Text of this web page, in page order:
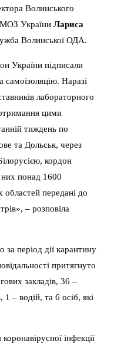
Волинського
МОЗ України Лариса
Волинської ОДА.
України підписали
самоізоляцію. Наразі
лабораторного
цими
тиждень по
та Дольськ, через
кордон
них понад 1600
передані до
– розповіла
період дії карантину
притягнуто
закладів, 36 –
1 – водій, та 6 осіб, які
інфекції